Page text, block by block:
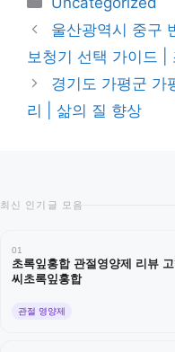
테
리
울산광역시 중구
보청기 선택 가이드 |
경기도 가평군 가
리 | 삶의 질 향상
최신 인기글 모음
01
초록잎홍합 관절영양제 리뷰 고
씨초록잎홍합
관절 영양제